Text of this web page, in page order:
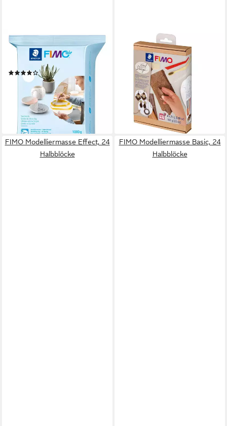
FIMO
Modelliermasse Air Basic,
1000 g
(3)
ab 7,34 € UVP 8,99 €
lieferbar - in 2-3 Werktagen bei dir
STAEDTLER
Modelliermasse STAEDTLER
FIMO Modeliermasse
Holzeffect - Ofenhärtend - 9
Teiliges Set
13,24 €
lieferbar - in 6-7 Werktagen bei dir
FIMO Modelliermasse Effect, 24
Halbblöcke
FIMO Modelliermasse Basic, 24
Halbblöcke